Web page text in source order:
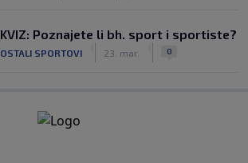
KVIZ: Poznajete li bh. sport i sportiste?
OSTALI SPORTOVI 23. mar. 0